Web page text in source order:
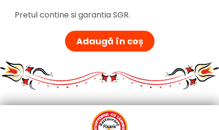
Pretul contine si garantia SGR.
Adaugă în coș